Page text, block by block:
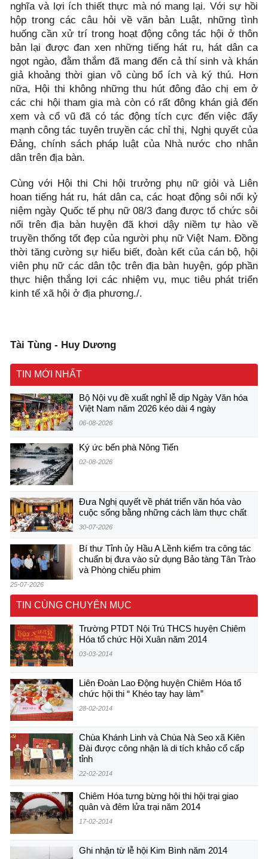
nghĩa và lợi ích thiết thực mà nó mang lại. Với sự hồi
hộp trong các câu hỏi về văn bản Luật, những tình
huống cần xử trí trong hoạt động công tác hội ở thôn
bản lại được đan xen những tiếng hát ru, hát dân ca
ngọt ngào, đằm thắm đã mang đến cả thí sinh và khán
giả khoảng thời gian vô cùng bổ ích và ký thú. Hơn
nữa, Hội thi không những thu hút đông đảo chị em ở
các chi hội tham gia mà còn có rất đông khán giả đến
xem và cổ vũ đã có tác động tích cực đến việc đẩy
mạnh công tác tuyên truyền các chỉ thị, Nghị quyết của
Đảng, chính sách pháp luật của Nhà nước cho nhân
dân trên địa bàn.
Cùng với Hội thi Chi hội trưởng phụ nữ giỏi và Liên
hoan tiếng hát ru, hát dân ca, các hoạt động sôi nổi kỷ
niệm ngày Quốc tế phụ nữ 08/3 đang được tổ chức sôi
nổi trên địa bàn huyện đã khơi dậy niềm tự hào về
truyền thống tốt đẹp của người phụ nữ Việt Nam. Đồng
thời tăng cường sự hiểu biết, đoàn kết của cán bộ, hội
viên phụ nữ các dân tộc trên địa bàn huyện, góp phần
thực hiện thắng lợi các nhiệm vụ, mục tiêu phát triển
kinh tế xã hội ở địa phương./.
Tài Tùng - Huy Dương
TIN MỚI NHẤT
Bộ Nội vụ đề xuất nghỉ lễ dịp Ngày Văn hóa
Việt Nam năm 2026 kéo dài 4 ngày
06-08-2026
Ký ức bến phà Nông Tiến
02-08-2026
Đưa Nghị quyết về phát triển văn hóa vào
cuộc sống bằng những cách làm thực chất
30-07-2026
Bí thư Tỉnh ủy Hầu A Lềnh kiểm tra công tác
chuẩn bị đưa vào sử dụng Bảo tàng Tân Trào
và Phòng chiếu phim
25-07-2026
TIN CÙNG CHUYÊN MỤC
Trường PTDT Nội Trú THCS huyện Chiêm
Hóa tổ chức Hội Xuân năm 2014
03-03-2014
Liên Đoàn Lao Động huyện Chiêm Hóa tổ
chức hội thi “ Khéo tay hay làm”
28-02-2014
Chùa Khánh Linh và Chùa Nà Seo xã Kiên
Đài được công nhận là di tích khảo cổ cấp
tỉnh
22-02-2014
Chiêm Hóa tưng bừng hội thi hội trại giao
quân và đêm lửa trại năm 2014
17-02-2014
Ghi nhận từ lễ hội Kim Bình năm 2014